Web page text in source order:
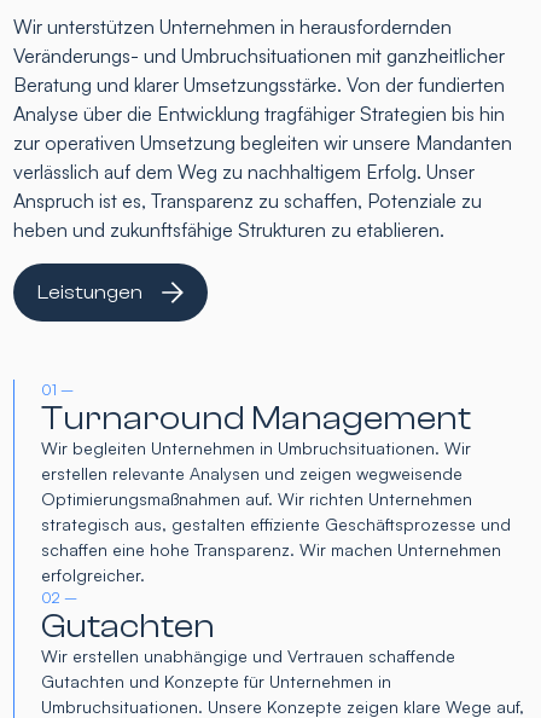
Wir unterstützen Unternehmen in herausfordernden
Veränderungs- und Umbruchsituationen mit ganzheitlicher
Beratung und klarer Umsetzungsstärke. Von der fundierten
Analyse über die Entwicklung tragfähiger Strategien bis hin
zur operativen Umsetzung begleiten wir unsere Mandanten
verlässlich auf dem Weg zu nachhaltigem Erfolg. Unser
Anspruch ist es, Transparenz zu schaffen, Potenziale zu
heben und zukunftsfähige Strukturen zu etablieren.
Leistungen
01 –
Turnaround Management
Wir begleiten Unternehmen in Umbruchsituationen. Wir
erstellen relevante Analysen und zeigen wegweisende
Optimierungsmaßnahmen auf. Wir richten Unternehmen
strategisch aus, gestalten effiziente Geschäftsprozesse und
schaffen eine hohe Transparenz. Wir machen Unternehmen
erfolgreicher.
02 –
Gutachten
Wir erstellen unabhängige und Vertrauen schaffende
Gutachten und Konzepte für Unternehmen in
Umbruchsituationen. Unsere Konzepte zeigen klare Wege auf,